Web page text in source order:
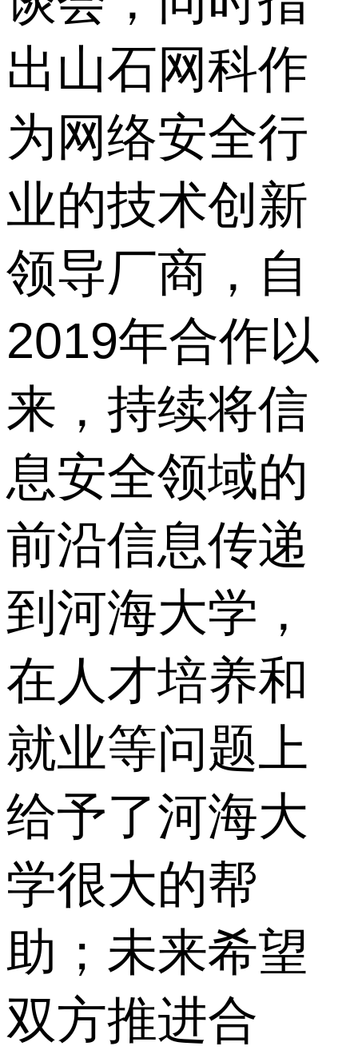
出山石网科作
为网络安全行
业的技术创新
领导厂商，自
2019年合作以
来，持续将信
息安全领域的
前沿信息传递
到河海大学，
在人才培养和
就业等问题上
给予了河海大
学很大的帮
助；未来希望
双方推进合